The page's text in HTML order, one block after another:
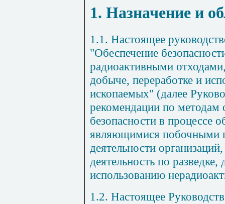
1. Назначение и
1.1. Настоящее
"Обеспечение
радиоактивными
добыче, переработке и
ископаемых" (далее
рекомендации по методам
безопасности в процессе
являющимися побочными
деятельности
деятельность по
использованию
1.2. Настоящее